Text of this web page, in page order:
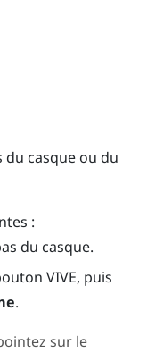
casque ou du
:
du casque.
VIVE, puis
.
sur le